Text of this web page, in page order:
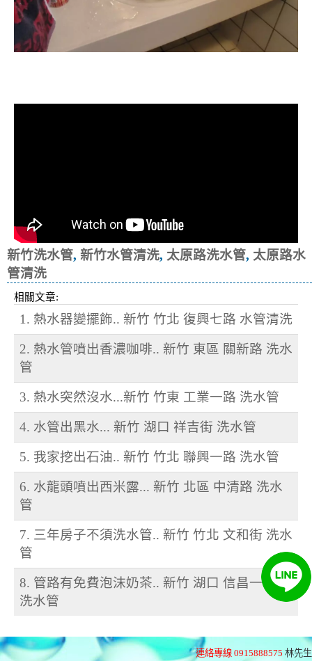
新竹洗水管, 新竹水管清洗, 太原路洗水管, 太原路水
管清洗
相關文章:
1. 熱水器變擺飾.. 新竹 竹北 復興七路 水管清洗
2. 熱水管噴出香濃咖啡.. 新竹 東區 關新路 洗水
管
3. 熱水突然沒水...新竹 竹東 工業一路 洗水管
4. 水管出黑水... 新竹 湖口 祥吉街 洗水管
5. 我家挖出石油.. 新竹 竹北 聯興一路 洗水管
6. 水龍頭噴出西米露... 新竹 北區 中清路 洗水
管
7. 三年房子不須洗水管.. 新竹 竹北 文和街 洗水
管
8. 管路有免費泡沫奶茶.. 新竹 湖口 信昌一街 清
洗水管
連絡專線 0915888575 林先生